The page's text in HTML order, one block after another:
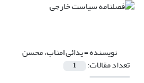
نویسنده =یدائی امناب، محسن
تعداد مقالات: 1